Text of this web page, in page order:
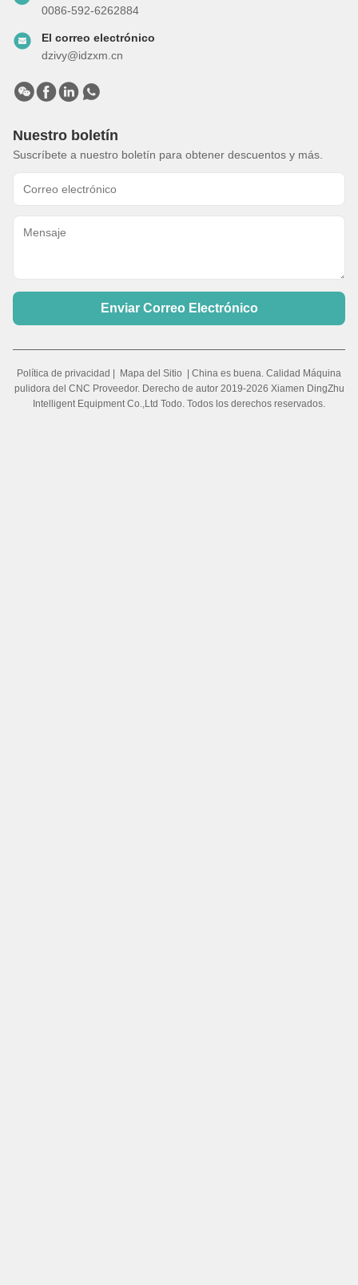
0086-592-6262884
El correo electrónico
dzivy@idzxm.cn
Nuestro boletín
Suscríbete a nuestro boletín para obtener descuentos y más.
Enviar Correo Electrónico
Política de privacidad | Mapa del Sitio
pulidora del CNC Proveedor. Derecho de autor 2019-2026 Xiamen DingZhu
Intelligent Equipment Co.,Ltd Todo. Todos los derechos reservados.